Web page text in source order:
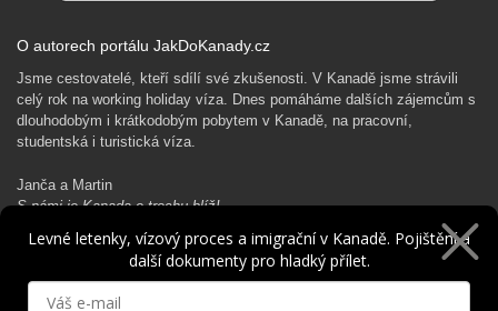
O autorech portálu JakDoKanady.cz
Jsme cestovatelé, kteří sdílí své zkušenosti. V Kanadě jsme strávili
celý rok na working holiday víza. Dnes pomáháme dalších zájemcům s
dlouhodobým i krátkodobým pobytem v Kanadě, na pracovní,
studentská i turistická víza.
Janča a Martin
S námi je Kanada o trochu blíž!
Rádi Ti pomůžeme s kanadským dobrodružstvím…
Levné letenky, vízový proces a imigrační v Kanadě. Pojištění a
další dokumenty pro hladký přílet.